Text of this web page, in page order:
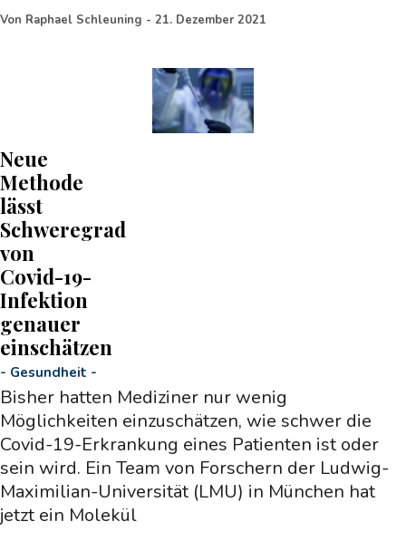
Von Raphael Schleuning - 21. Dezember 2021
Neue
Methode
lässt
Schweregrad
von
Covid-19-
Infektion
genauer
einschätzen
- Gesundheit -
Bisher hatten Mediziner nur wenig
Möglichkeiten einzuschätzen, wie schwer die
Covid-19-Erkrankung eines Patienten ist oder
sein wird. Ein Team von Forschern der Ludwig-
Maximilian-Universität (LMU) in München hat
jetzt ein Molekül